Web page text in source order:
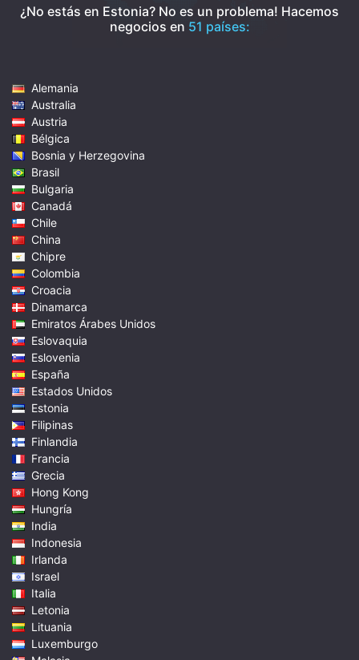
¿No estás en Estonia? No es un problema! Hacemos
negocios en 51 países:
Alemania
Australia
Austria
Bélgica
Bosnia y Herzegovina
Brasil
Bulgaria
Canadá
Chile
China
Chipre
Colombia
Croacia
Dinamarca
Emiratos Árabes Unidos
Eslovaquia
Eslovenia
España
Estados Unidos
Estonia
Filipinas
Finlandia
Francia
Grecia
Hong Kong
Hungría
India
Indonesia
Irlanda
Israel
Italia
Letonia
Lituania
Luxemburgo